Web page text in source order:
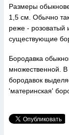
Размеры
1,5 см. Обычно
реже - розоватый
существующие
Бородавка
множественной.
бородавок
'материнская'